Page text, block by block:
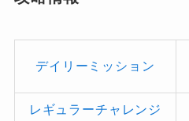
デイリーミッション
レギュラーチャレンジ